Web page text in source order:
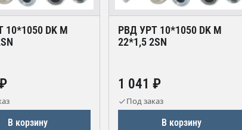
10*1050 DK М
В корзину
РВД УРТ 10*1050 DK М
22*1,5 2SN
1 041 ₽
Под заказ
В корзину